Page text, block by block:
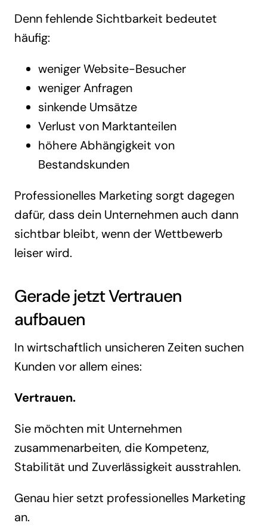
Denn fehlende Sichtbarkeit bedeutet
häufig:
weniger Website-Besucher
weniger Anfragen
sinkende Umsätze
Verlust von Marktanteilen
höhere Abhängigkeit von
Bestandskunden
Professionelles Marketing sorgt dagegen
dafür, dass dein Unternehmen auch dann
sichtbar bleibt, wenn der Wettbewerb
leiser wird.
Gerade jetzt Vertrauen
aufbauen
In wirtschaftlich unsicheren Zeiten suchen
Kunden vor allem eines:
Vertrauen.
Sie möchten mit Unternehmen
zusammenarbeiten, die Kompetenz,
Stabilität und Zuverlässigkeit ausstrahlen.
Genau hier setzt professionelles Marketing
an.